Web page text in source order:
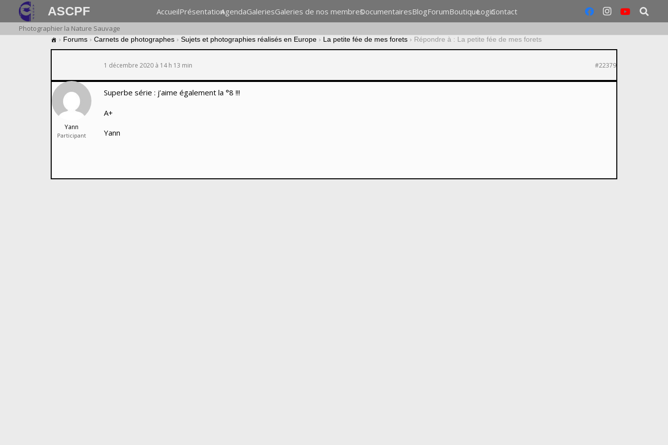
ASCPF AccueilPrésentationAgendaGaleriesGaleries de nos membresDocumentairesBlogForumBoutiqueLoginContact
Photographier la Nature Sauvage
› Forums › Carnets de photographes › Sujets et photographies réalisés en Europe › La petite fée de mes forets › Répondre à : La petite fée de mes forets
1 décembre 2020 à 14 h 13 min #22379
Yann
Participant
Superbe série : j’aime également la °8 !!!
A+
Yann